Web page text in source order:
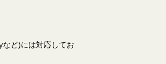
ど)には対応してお